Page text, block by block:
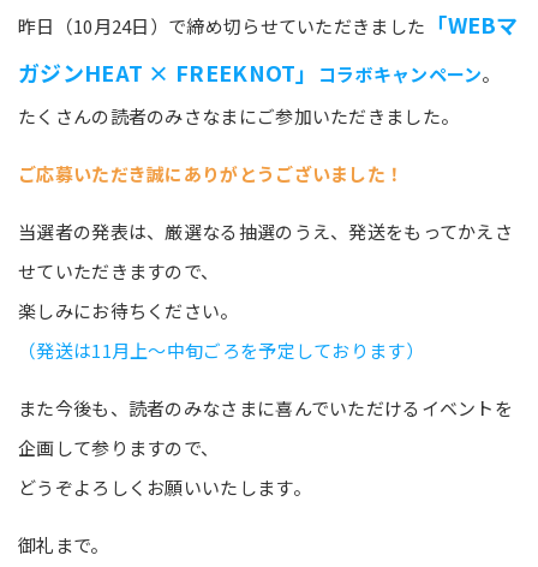
昨日（10月24日）で締め切らせていただきました 「WEBマ
ガジンHEAT × FREEKNOT」
コラボキャンペーン。
たくさんの読者のみさなまにご参加いただきました。
ご応募いただき誠にありがとうございました！
当選者の発表は、厳選なる抽選のうえ、発送をもってかえさ
せていただきますので、
楽しみにお待ちください。
（発送は11月上～中旬ごろを予定しております）
また今後も、読者のみなさまに喜んでいただけるイベントを
企画して参りますので、
どうぞよろしくお願いいたします。
御礼まで。